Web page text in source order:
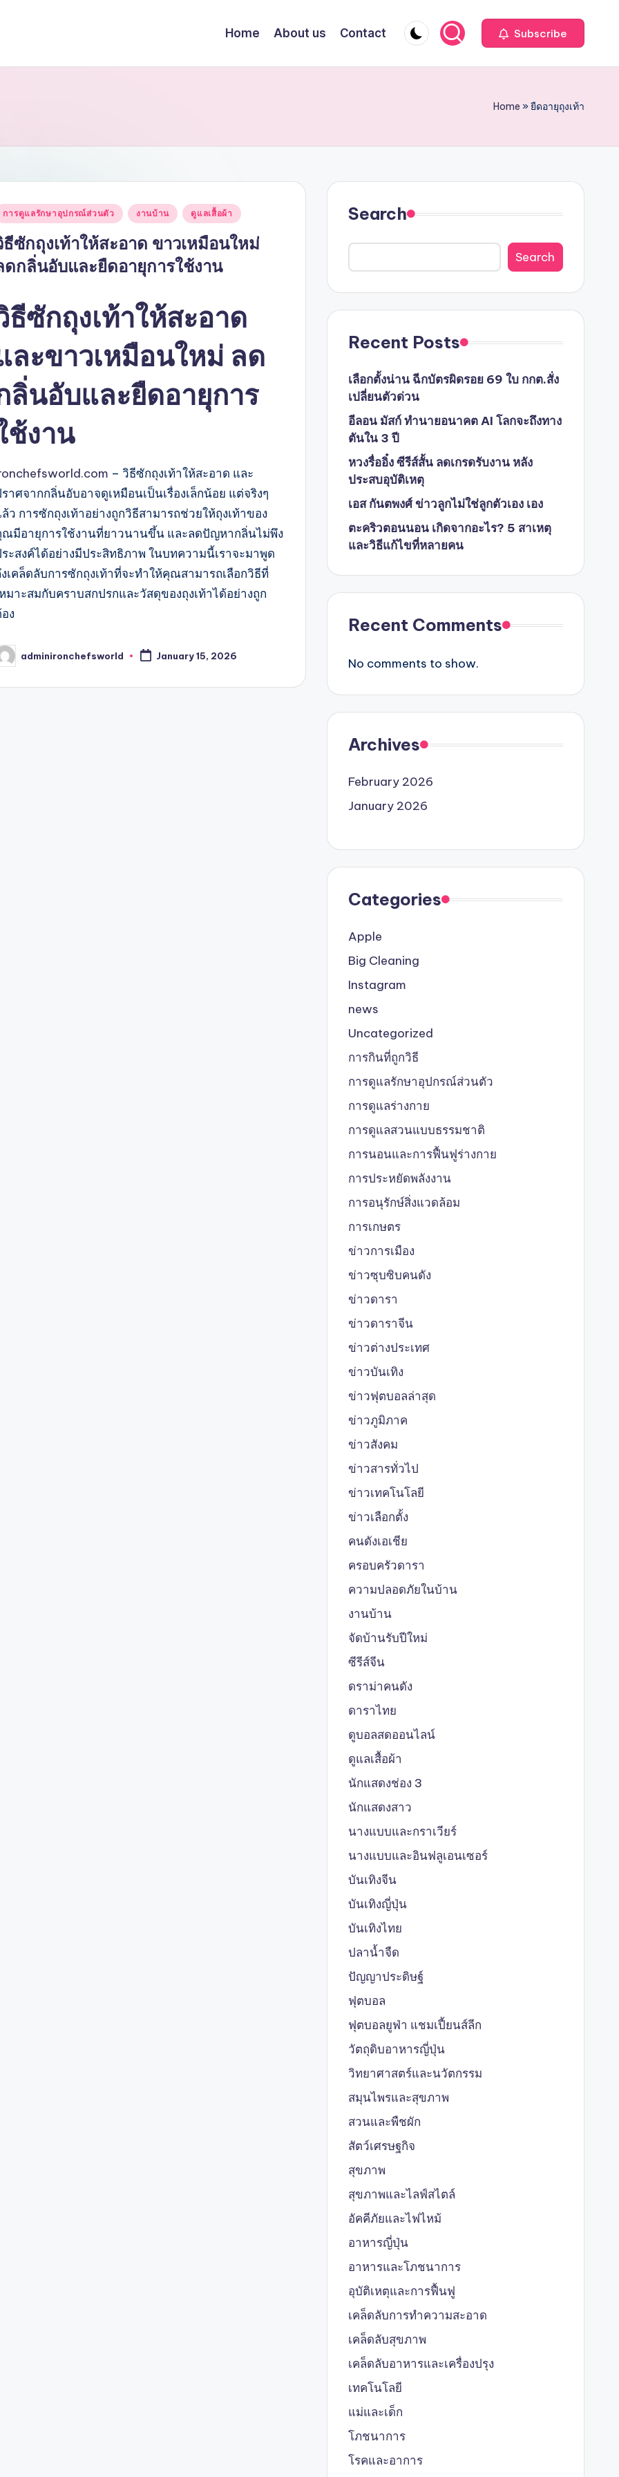
Home About us Contact Subscribe
Home »ยืดอายุถุงเท้า
การดูแลรักษาอุปกรณ์ส่วนตัว งานบ้าน ดูแลเสื้อผ้า
ธีซักถุงเท้าให้สะอาด ขาวเหมือนใหม่
ดกลิ่นอับและยืดอายุการใช้งาน
ธีซักถุงเท้าให้สะอาด
ละขาวเหมือนใหม่ ลด
ลิ่นอับและยืดอายุการ
ช้งาน
– วิธีซักถุงเท้าให้สะอาด และ
าศจากกลิ่นอับอาจดูเหมือนเป็นเรื่องเล็กน้อย แต่จริงๆ
ว การซักถุงเท้าอย่างถูกวิธีสามารถช่วยให้ถุงเท้าของ
มีอายุการใช้งานที่ยาวนานขึ้น และลดปัญหากลิ่นไม่พึง
ะสงค์ได้อย่างมีประสิทธิภาพ ในบทความนี้เราจะมาพูด
เคล็ดลับการซักถุงเท้าที่จะทำให้คุณสามารถเลือกวิธีที่
มาะสมกับคราบสกปรกและวัสดุของถุงเท้าได้อย่างถูก
ง
adminironchefsworld January 15, 2026
Search
Search
Recent Posts
เลือกตั้งน่าน ฉีกบัตรผิดรอย 69 ใบ กกต.สั่ง
เปลี่ยนตัวด่วน
อีลอน มัสก์ ทำนายอนาคต AI โลกจะถึงทาง
ตันใน 3 ปี
หวงรื่ออิ๋ง ซีรีส์สั้น ลดเกรดรับงาน หลัง
ประสบอุบัติเหตุ
เอส กันตพงศ์ ข่าวลูกไม่ใช่ลูกตัวเอง เอง
ตะคริวตอนนอน เกิดจากอะไร? 5 สาเหตุ
และวิธีแก้ไขที่หลายคน
Recent Comments
No comments to show.
Archives
February 2026
January 2026
Categories
Apple
Big Cleaning
Instagram
news
Uncategorized
การกินที่ถูกวิธี
การดูแลรักษาอุปกรณ์ส่วนตัว
การดูแลร่างกาย
การดูแลสวนแบบธรรมชาติ
การนอนและการฟื้นฟูร่างกาย
การประหยัดพลังงาน
การอนุรักษ์สิ่งแวดล้อม
การเกษตร
ข่าวการเมือง
ข่าวซุบซิบคนดัง
ข่าวดารา
ข่าวดาราจีน
ข่าวต่างประเทศ
ข่าวบันเทิง
ข่าวฟุตบอลล่าสุด
ข่าวภูมิภาค
ข่าวสังคม
ข่าวสารทั่วไป
ข่าวเทคโนโลยี
ข่าวเลือกตั้ง
คนดังเอเชีย
ครอบครัวดารา
ความปลอดภัยในบ้าน
งานบ้าน
จัดบ้านรับปีใหม่
ซีรีส์จีน
ดราม่าคนดัง
ดาราไทย
ดูบอลสดออนไลน์
ดูแลเสื้อผ้า
นักแสดงช่อง 3
นักแสดงสาว
นางแบบและกราเวียร์
นางแบบและอินฟลูเอนเซอร์
บันเทิงจีน
บันเทิงญี่ปุ่น
บันเทิงไทย
ปลาน้ำจืด
ปัญญาประดิษฐ์
ฟุตบอล
ฟุตบอลยูฟ่า แชมเปี้ยนส์ลีก
วัตถุดิบอาหารญี่ปุ่น
วิทยาศาสตร์และนวัตกรรม
สมุนไพรและสุขภาพ
สวนและพืชผัก
สัตว์เศรษฐกิจ
สุขภาพ
สุขภาพและไลฟ์สไตล์
อัคคีภัยและไฟไหม้
อาหารญี่ปุ่น
อาหารและโภชนาการ
อุบัติเหตุและการฟื้นฟู
เคล็ดลับการทำความสะอาด
เคล็ดลับสุขภาพ
เคล็ดลับอาหารและเครื่องปรุง
เทคโนโลยี
แม่และเด็ก
โภชนาการ
โรคและอาการ